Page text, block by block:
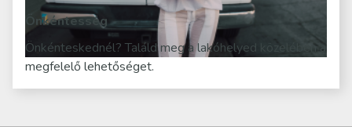
Önkéntesség
Önkénteskednél? Találd meg a lakóhelyed közelében a
megfelelő lehetőséget.